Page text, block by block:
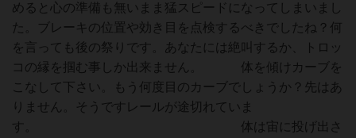
めると心の準備も無いまま猛スピードになってしまいまし
た。ブレーキの位置や効き目を点検するべきでしたね？何
を言っても後の祭りです。あなたには絶叫するか、トロッ
コの縁を掴む事しか出来ません。 体を傾けカーブを
こなして下さい。もう何度目のカーブでしょうか？先はあ
りません。そうですレールが途切れていま
す。 体は宙に投げ出さ